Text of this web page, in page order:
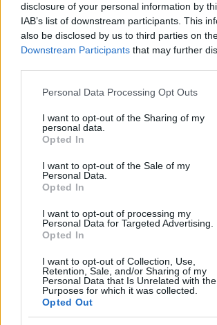
disclosure of your personal information by
IAB’s list of downstream participants. This
also be disclosed by us to third parties on
Downstream Participants that may further
Please note that this website/app uses one
not limited to your visit or usage behaviour.
grant or deny consent to Google and its
use your data for below specified purposes
consent section.
Personal Data Processing Opt Outs
I want to opt-out of the Sharing of my
personal data.
Opted In
I want to opt-out of the Sale of my
Personal Data.
Opted In
I want to opt-out of processing my
Personal Data for Targeted Advertising.
Opted In
I want to opt-out of Collection, Use,
Retention, Sale, and/or Sharing of my
Personal Data that Is Unrelated with the
Purposes for which it was collected.
Opted Out
figyelmet kap a Peugeot Sporttól,
építő Orecától is.
A norvégiai Lankebanen pálya
megegyezik a tavalyival, 1019
három bal és hat jobb kanyart
felületének 63% aszfalt, 37%
Kiss Pál Tamás második helyen
kvalifikációkból, az elődöntő
megnyerte, majd a döntőben egy
ellenére, hatalmas csata után
Mindent megteszünk, hogy a lehető
beállításokat találjuk a versenyre, így